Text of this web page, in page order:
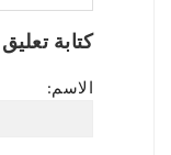
كتابة تعليق
الاسم: